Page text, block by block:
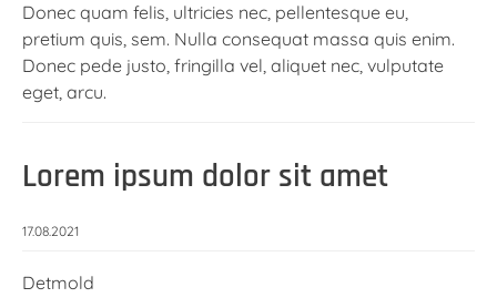
Donec quam felis, ultricies nec, pellentesque eu,
pretium quis, sem. Nulla consequat massa quis enim.
Donec pede justo, fringilla vel, aliquet nec, vulputate
eget, arcu.
Lorem ipsum dolor sit amet
17.08.2021
Detmold